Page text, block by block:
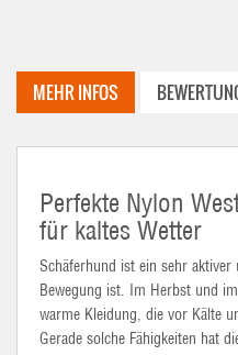
MEHR INFOS
Perfekte Nylon
für kaltes Wetter
Schäferhund ist ein sehr
Bewegung ist. Im Herbst und
warme Kleidung, die vor Kälte
Gerade solche Fähigkeiten hat